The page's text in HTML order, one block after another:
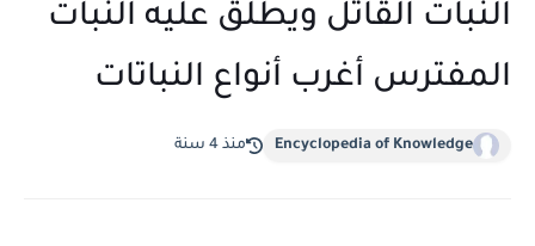
النبات القاتل ويطلق عليه النبات
المفترس أغرب أنواع النباتات
Encyclopedia of Knowledge منذ 4 سنة